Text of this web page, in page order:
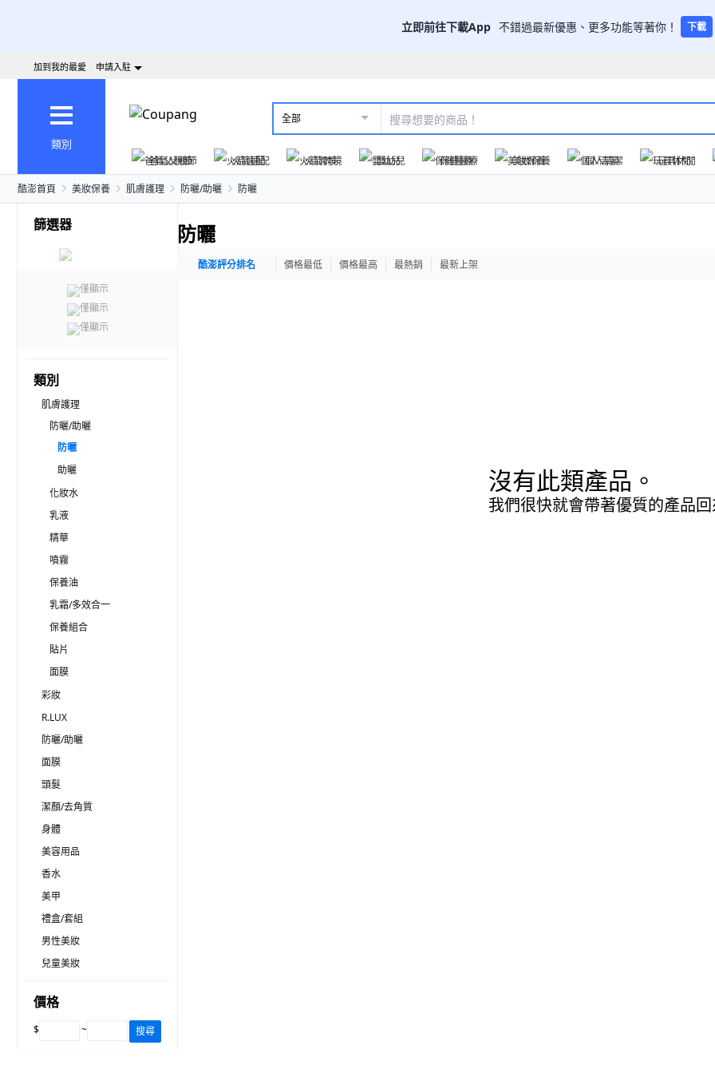
立即前往下載App 不錯過最新優惠、更多功能等著你！ 下載
加到我的最愛 申請入駐
類別
全部
爸氣父親節 火箭速配 火箭跨境 嬰幼兒 保健醫療 美妝保養 個人清潔 玩具休閒
酷澎首頁 美妝保養 肌膚護理 防曬/助曬 防曬
篩選器
僅顯示
僅顯示
僅顯示
類別
肌膚護理
防曬/助曬
防曬
助曬
化妝水
乳液
精華
噴霧
保養油
乳霜/多效合一
保養組合
貼片
面膜
彩妝
R.LUX
防曬/助曬
面膜
頭髮
潔顏/去角質
身體
美容用品
香水
美甲
禮盒/套組
男性美妝
兒童美妝
價格
$ ~ 搜尋
防曬
酷澎評分排名 價格最低 價格最高 最熱銷 最新上架
沒有此類產品。
我們很快就會帶著優質的產品